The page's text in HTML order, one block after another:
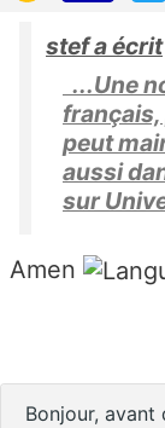
stef a écrit
...Une
français,
peut
aussi
sur
Amen
Bonjour, avant